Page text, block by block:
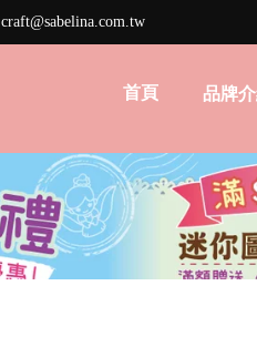
craft@sabelina.com.tw
首頁 品牌